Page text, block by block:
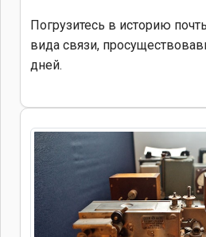
Погрузитесь в историю
вида связи,
дней.